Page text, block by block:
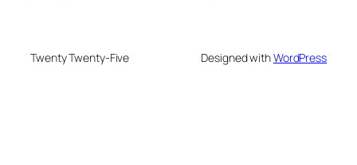
Twenty Twenty-Five Designed withWordPress